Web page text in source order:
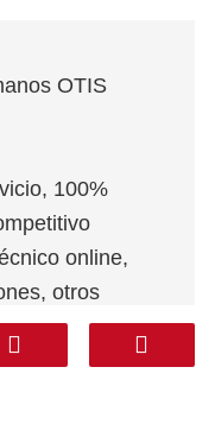
OTIS
100%
online,
otros
UPS AREMEX
Medio Oriente